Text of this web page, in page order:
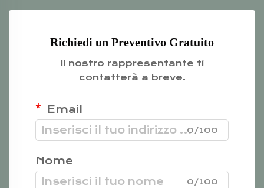
Richiedi un Preventivo Gratuito
Il nostro rappresentante ti
contatterà a breve.
Email
0/100
Nome
0/100